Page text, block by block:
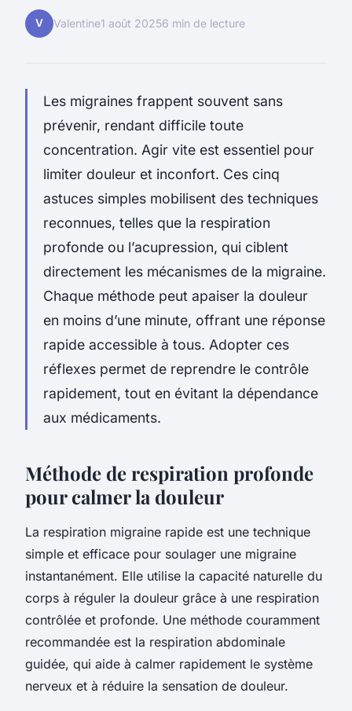
V Valentine1 août 20256 min de lecture
Les migraines frappent souvent sans
prévenir, rendant difficile toute
concentration. Agir vite est essentiel pour
limiter douleur et inconfort. Ces cinq
astuces simples mobilisent des techniques
reconnues, telles que la respiration
profonde ou l’acupression, qui ciblent
directement les mécanismes de la migraine.
Chaque méthode peut apaiser la douleur
en moins d’une minute, offrant une réponse
rapide accessible à tous. Adopter ces
réflexes permet de reprendre le contrôle
rapidement, tout en évitant la dépendance
aux médicaments.
Méthode de respiration profonde
pour calmer la douleur
La respiration migraine rapide est une technique
simple et efficace pour soulager une migraine
instantanément. Elle utilise la capacité naturelle du
corps à réguler la douleur grâce à une respiration
contrôlée et profonde. Une méthode couramment
recommandée est la respiration abdominale
guidée, qui aide à calmer rapidement le système
nerveux et à réduire la sensation de douleur.